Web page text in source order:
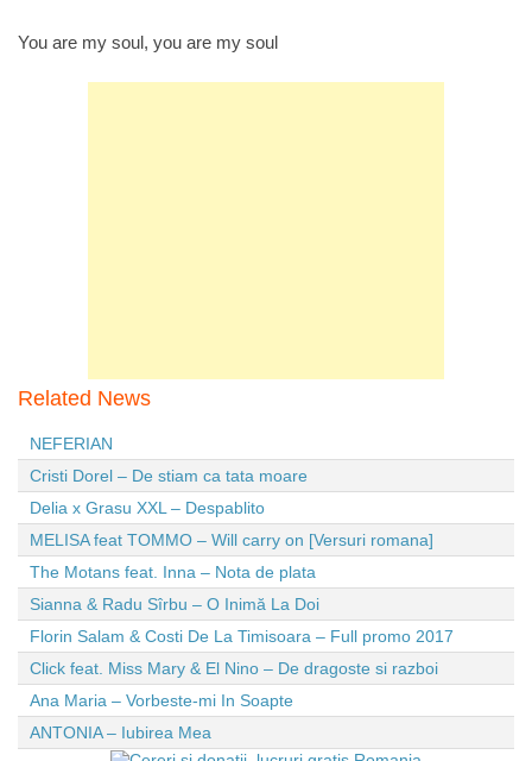
You are my soul, you are my soul
Related News
NEFERIAN
Cristi Dorel – De stiam ca tata moare
Delia x Grasu XXL – Despablito
MELISA feat TOMMO – Will carry on [Versuri romana]
The Motans feat. Inna – Nota de plata
Sianna & Radu Sîrbu – O Inimă La Doi
Florin Salam & Costi De La Timisoara – Full promo 2017
Click feat. Miss Mary & El Nino – De dragoste si razboi
Ana Maria – Vorbeste-mi In Soapte
ANTONIA – Iubirea Mea